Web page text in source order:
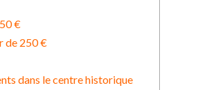
€
de 250 €
dans le centre historique